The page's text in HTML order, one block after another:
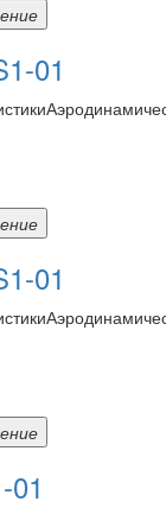
01
01
01